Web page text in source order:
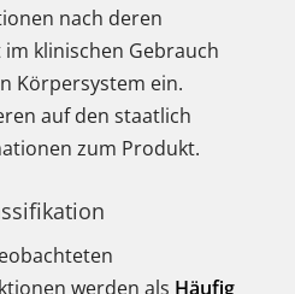
nach deren
klinischen Gebrauch
Körpersystem ein.
auf den staatlich
zum Produkt.
werden als Häufig